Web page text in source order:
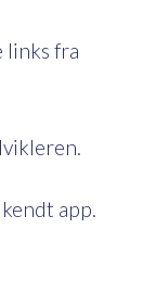
links fra
app.